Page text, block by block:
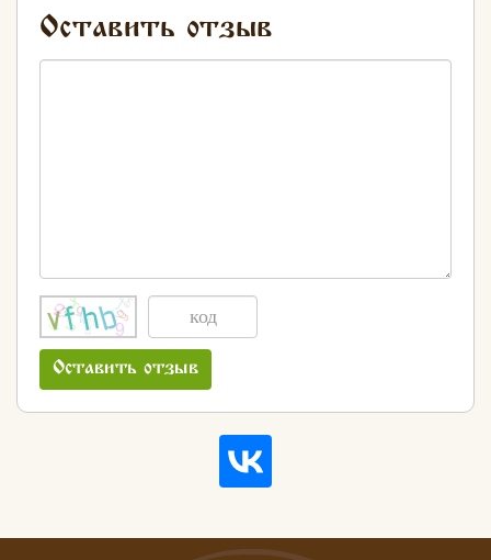
Оставить отзыв
Оставить отзыв